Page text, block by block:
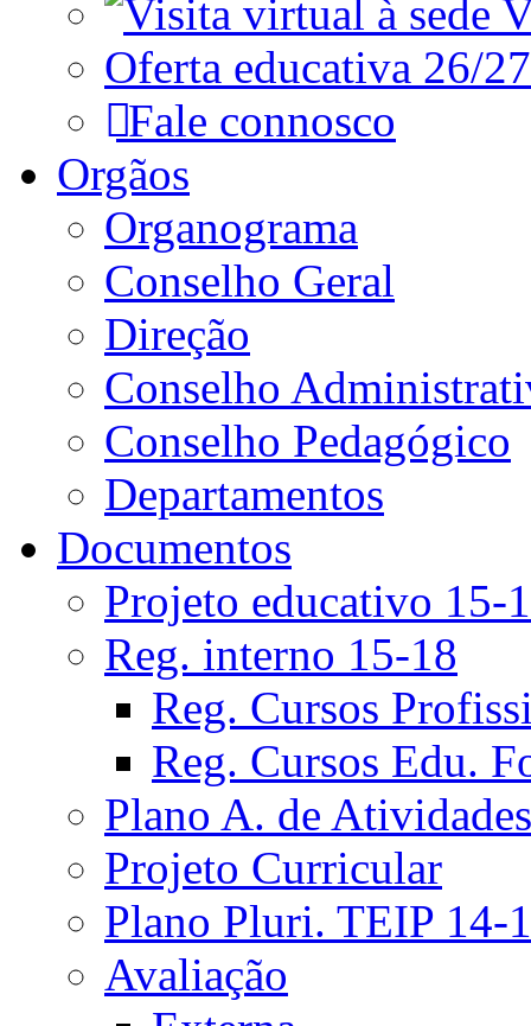
Oferta educativa 26/27
Fale connosco
Orgãos
Organograma
Conselho Geral
Direção
Conselho
Conselho Pedagógico
Departamentos
Documentos
Projeto educativo 15-
Reg. interno 15-18
Reg. Cursos
Reg. Cursos Edu.
Plano A. de Atividades
Projeto Curricular
Plano Pluri. TEIP 14-
Avaliação